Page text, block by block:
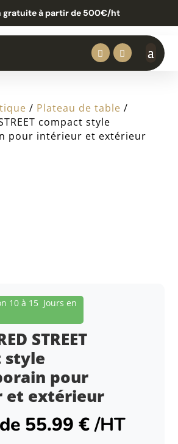
gratuite à partir de 500€/ht


/ Plateau de table /
compact style
pour intérieur et extérieur
10 à 15 Jours en
STREET
style
pour
et extérieur
55.99€ /HT